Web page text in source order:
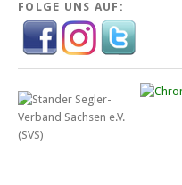
FOLGE UNS AUF: